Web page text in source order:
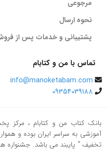
مرجوعی
نحوه ارسال
پشتیبانی و خدمات پس از
تماس با من و کتابام
info@manoketabam.com
09354039188
بانک کتاب من و کتابام ، مرکز
آموزشی به سراسر ایران بوده و
تخفیف " پایبند می باشد. جشنواره